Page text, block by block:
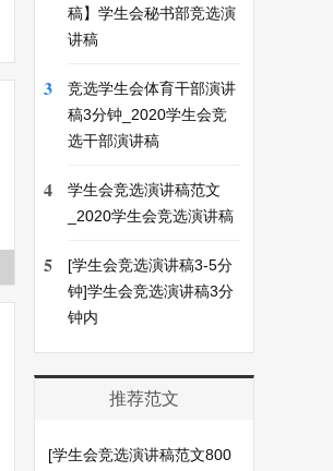
稿】学生会秘书部竞选演
讲稿
3
竞选学生会体育干部演讲
稿3分钟_2020学生会竞
选干部演讲稿
4
学生会竞选演讲稿范文
_2020学生会竞选演讲稿
5
[学生会竞选演讲稿3-5分
钟]学生会竞选演讲稿3分
钟内
推荐范文
[学生会竞选演讲稿范文800